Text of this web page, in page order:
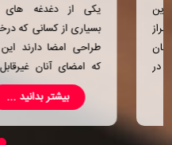
یکی از دغدغه های اصلی
بسیاری از کسانی که درخواست
طراحی امضا دارند این است
که امضای آنان غیرقابل جعل
باشد. درواقع این افراد به دلیل
داشتن دسته چک و یا شرایط
شغلی خاص نیازمند امضایی
بیشتر بدانید ...